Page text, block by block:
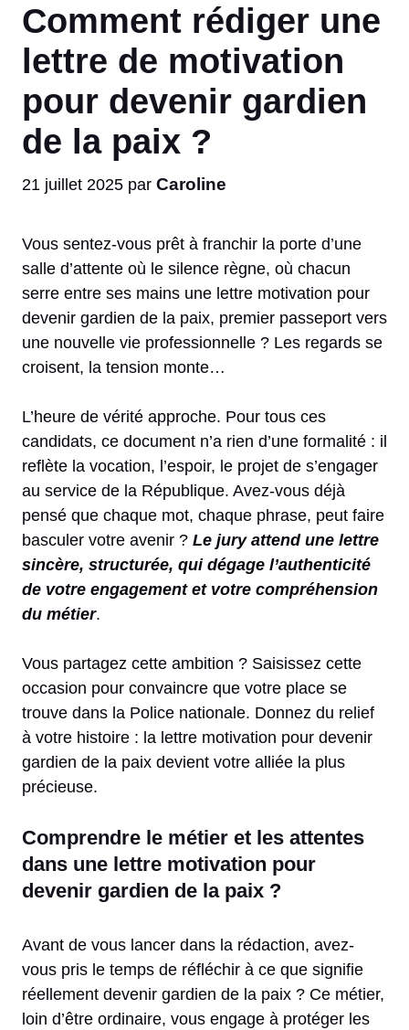
Comment rédiger une
lettre de motivation
pour devenir gardien
de la paix ?
21 juillet 2025 par Caroline
Vous sentez-vous prêt à franchir la porte d’une
salle d’attente où le silence règne, où chacun
serre entre ses mains une lettre motivation pour
devenir gardien de la paix, premier passeport vers
une nouvelle vie professionnelle ? Les regards se
croisent, la tension monte…
L’heure de vérité approche. Pour tous ces
candidats, ce document n’a rien d’une formalité : il
reflète la vocation, l’espoir, le projet de s’engager
au service de la République. Avez-vous déjà
pensé que chaque mot, chaque phrase, peut faire
basculer votre avenir ? Le jury attend une lettre
sincère, structurée, qui dégage l’authenticité
de votre engagement et votre compréhension
du métier.
Vous partagez cette ambition ? Saisissez cette
occasion pour convaincre que votre place se
trouve dans la Police nationale. Donnez du relief
à votre histoire : la lettre motivation pour devenir
gardien de la paix devient votre alliée la plus
précieuse.
Comprendre le métier et les attentes
dans une lettre motivation pour
devenir gardien de la paix ?
Avant de vous lancer dans la rédaction, avez-
vous pris le temps de réfléchir à ce que signifie
réellement devenir gardien de la paix ? Ce métier,
loin d’être ordinaire, vous engage à protéger les